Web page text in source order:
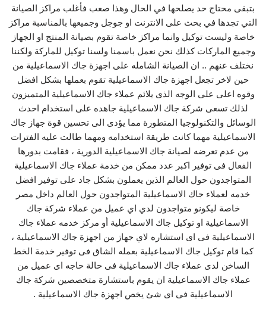
بتبقى محتاج حد يصلحها في الحال وهذا صعب فأغلب مراكز الصيانة
التي تجدها في بحث على الانترنت او جوجل وجميعها بالمناسبة مراكز
خاصة وليست توكيل وانما مراكز خاصة تقوم بصيانة المنتج او الجهاز
وجميع الماركات كذلك نحن نعمل باسمنا ولسنا توكيل للماركة ولكننا
نختلف عنهم .. ان الصيانة الشامله على اجهزة جاك الاسماعيلية من
حين لاخر تجعل اجهزة جاك الاسماعيلية تقوم بعملها بشكل افضل
وقوه اعلى على الوجه الذى يلائم عملاء جاك الاسماعيلية المتميزون
لذلك تسعى شركة جاك الاسماعيلية جاهده على استخدام احدث
الوسائل والتكنولوجيا المتطورة مما يؤدى الى تحسين قوة جهاز جاك
الاسماعيلية مهما كانت طريقة استخدامه ومهما طالت عليه الفترات
من عدم تعرضه لصيانة جاك الاسماعيلية الدورية ، فقامت بدورها
الفعال فى توفير اكبر عدد ممكن من خدمة عملاء جاك الاسماعيلية
المتواجدون حول العالم الذين يعملون بشكل جاد على توفير افضل
خدمه لعملاء جاك الاسماعيلية المتواجدون حول العالم داخل مصر
خاصة ليكونو متواجدون لدي اي عميل من عملاء شركة جاك
الاسماعيلية او توكيل جاك الاسماعيلية أو مركز خدمه عملاء جاك
الاسماعيلية فى اى استشاره لاي جهاز من اجهزة جاك الاسماعيلية ،
كما قام توكيل جاك الاسماعيلية بعمله الشاق فى توفير خدمة الخط
الساخن لدى عملاء جاك الاسماعيلية فى حالة حاجه اى عميل من
عملاء جاك الاسماعيلية ان يقوم باستشارة متخصصين شركة جاك
الاسماعيلية فى اى شئ يخص اجهزة جاك الاسماعيلية .